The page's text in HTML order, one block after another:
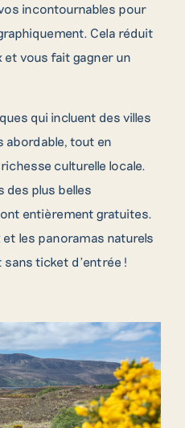
incontournables pour
Cela réduit
vous fait gagner un
qui incluent des villes
abordable, tout en
culturelle locale.
des plus belles
entièrement gratuites.
les panoramas naturels
sans ticket d’entrée !